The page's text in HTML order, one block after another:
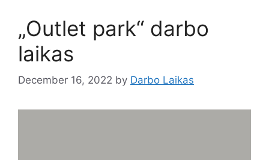
„Outlet park“ darbo
laikas
December 16, 2022 by Darbo Laikas